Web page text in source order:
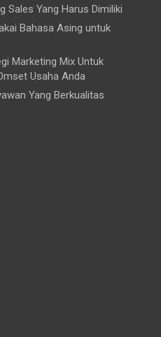
Sales Yang Harus Dimiliki
Bahasa Asing untuk
Marketing Mix Untuk
Usaha Anda
Yang Berkualitas